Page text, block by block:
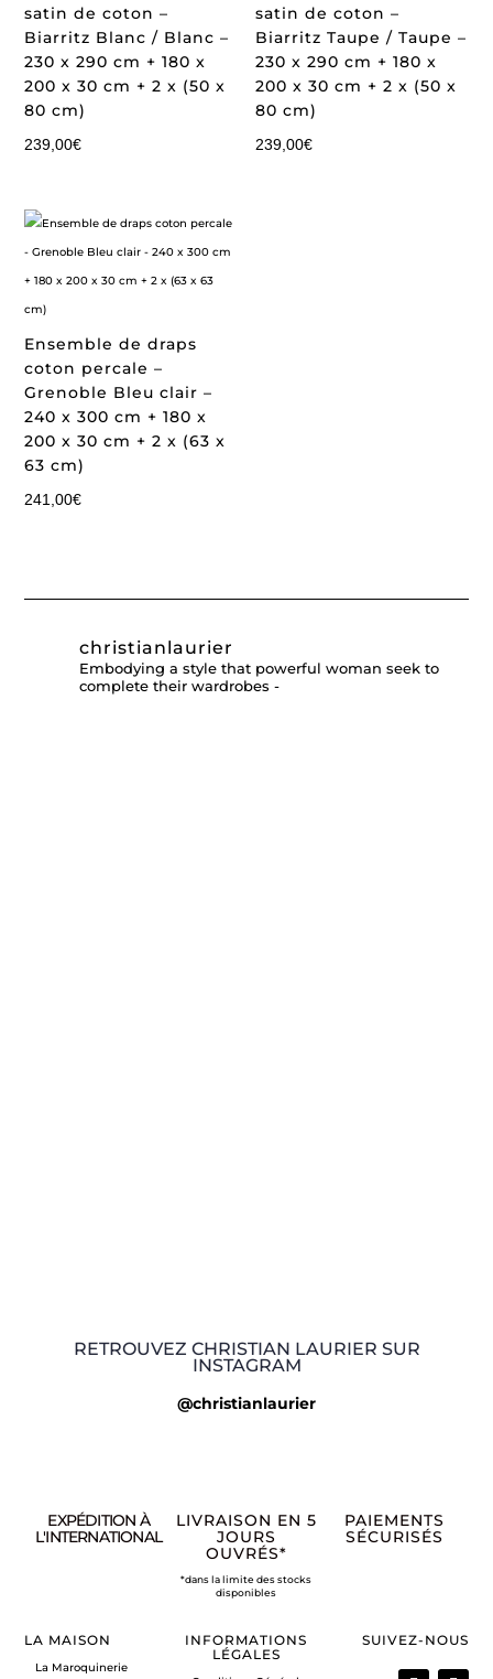
satin de coton –
Biarritz Blanc / Blanc –
230 x 290 cm + 180 x
200 x 30 cm + 2 x (50 x
80 cm)
239,00€
satin de coton –
Biarritz Taupe / Taupe –
230 x 290 cm + 180 x
200 x 30 cm + 2 x (50 x
80 cm)
239,00€
Ensemble de draps
coton percale –
Grenoble Bleu clair –
240 x 300 cm + 180 x
200 x 30 cm + 2 x (63 x
63 cm)
241,00€
christianlaurier
Embodying a style that powerful woman seek to
complete their wardrobes -
RETROUVEZ CHRISTIAN LAURIER SUR
INSTAGRAM
@christianlaurier
EXPÉDITION À
L'INTERNATIONAL
LIVRAISON EN 5
JOURS
OUVRÉS*
*dans la limite des stocks
disponibles
PAIEMENTS
SÉCURISÉS
LA MAISON
La Maroquinerie
INFORMATIONS
LÉGALES
SUIVEZ-NOUS